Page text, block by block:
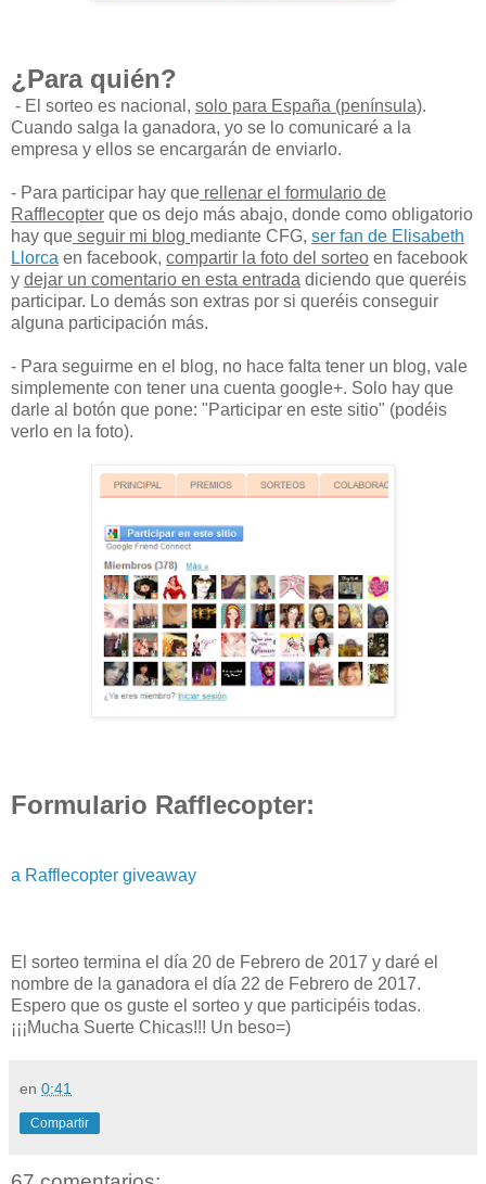
¿Para quién?
- El sorteo es nacional, solo para España (península).
Cuando salga la ganadora, yo se lo comunicaré a la
empresa y ellos se encargarán de enviarlo.
- Para participar hay que rellenar el formulario de
Rafflecopter que os dejo más abajo, donde como obligatorio
hay que seguir mi blog mediante CFG, ser fan de Elisabeth
Llorca en facebook, compartir la foto del sorteo en facebook
y dejar un comentario en esta entrada diciendo que queréis
participar. Lo demás son extras por si queréis conseguir
alguna participación más.
- Para seguirme en el blog, no hace falta tener un blog, vale
simplemente con tener una cuenta google+. Solo hay que
darle al botón que pone: "Participar en este sitio" (podéis
verlo en la foto).
Formulario Rafflecopter:
a Rafflecopter giveaway
El sorteo termina el día 20 de Febrero de 2017 y daré el
nombre de la ganadora el día 22 de Febrero de 2017.
Espero que os guste el sorteo y que participéis todas.
¡¡¡Mucha Suerte Chicas!!! Un beso=)
en 0:41
Compartir